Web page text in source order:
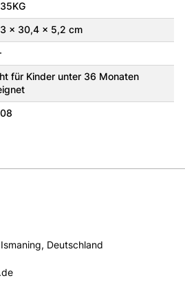
x 30,4 x 5,2 cm
für Kinder unter 36 Monaten
Deutschland